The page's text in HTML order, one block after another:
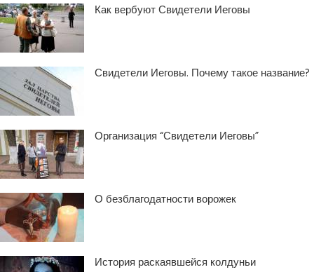
Как вербуют Свидетели Иеговы
Свидетели Иеговы. Почему такое название?
Организация “Свидетели Иеговы”
О безблагодатности ворожек
История раскаявшейся колдуньи